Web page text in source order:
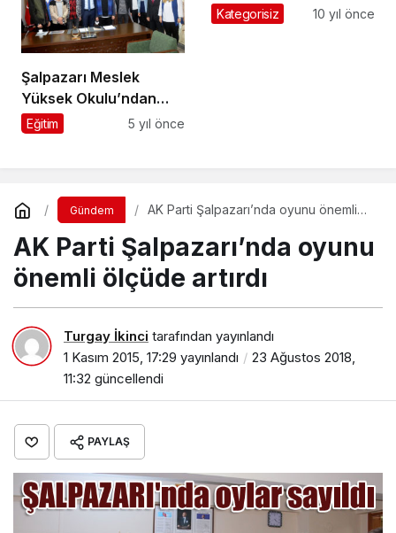
Şalpazarı Meslek
Yüksek Okulu’ndan
Kaymakam Şahan’a
Eğitim 5 yıl önce
Demirtaş Gazetemizi
Kategorisiz 10 yıl önce
Gündem
AK Parti Şalpazarı’nda oyunu önemli
AK Parti Şalpazarı’nda oyunu
önemli ölçüde artırdı
Turgay İkinci tarafından yayınlandı
1 Kasım 2015, 17:29 yayınlandı
23 Ağustos 2018,
11:32 güncellendi
PAYLAŞ